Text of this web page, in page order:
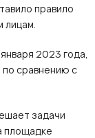
правило
лицам.
2023 года,
сравнению с
задачи
площадке